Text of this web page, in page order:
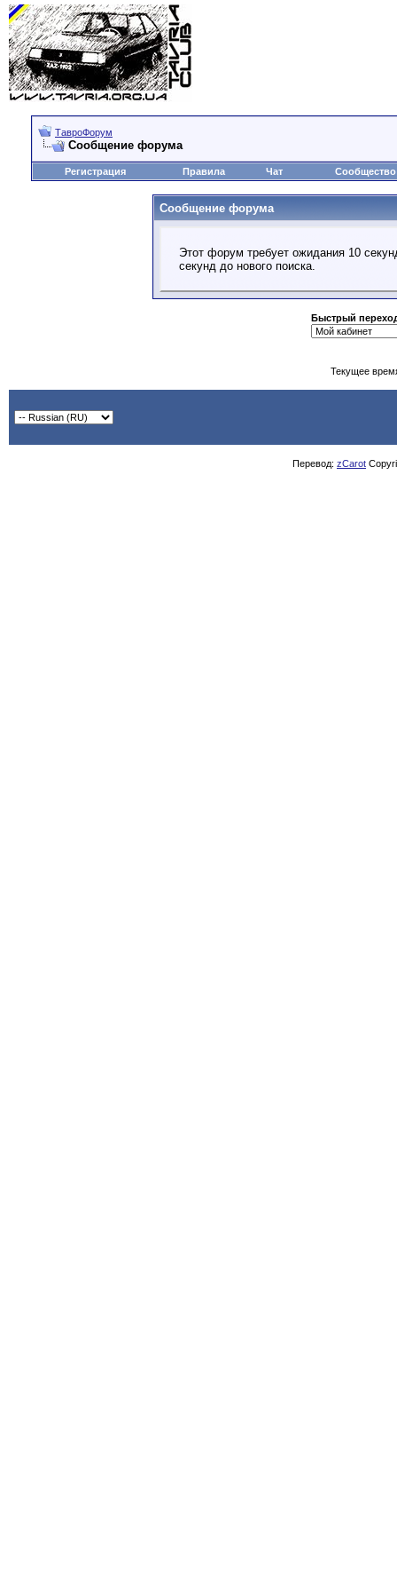
ТавроФорум
Сообщение форума
Регистрация Правила Чат Сообщество
Сообщение форума
Этот форум требует ожидания 10
секунд до нового поиска.
Быстрый
Текущее
Перевод: zCarot